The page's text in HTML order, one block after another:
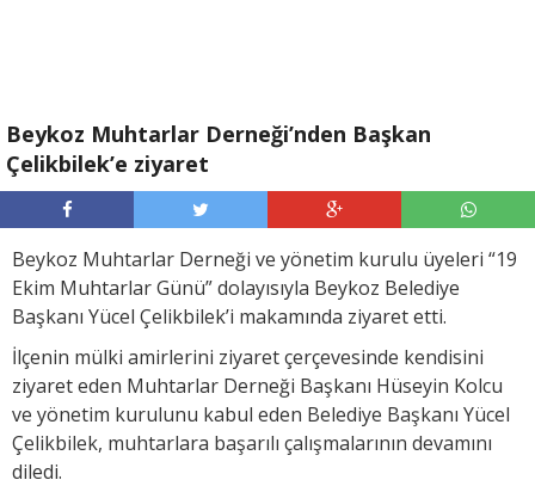
Beykoz Muhtarlar Derneği’nden Başkan
Çelikbilek’e ziyaret
Beykoz Muhtarlar Derneği ve yönetim kurulu üyeleri “19
Ekim Muhtarlar Günü” dolayısıyla Beykoz Belediye
Başkanı Yücel Çelikbilek’i makamında ziyaret etti.
İlçenin mülki amirlerini ziyaret çerçevesinde kendisini
ziyaret eden Muhtarlar Derneği Başkanı Hüseyin Kolcu
ve yönetim kurulunu kabul eden Belediye Başkanı Yücel
Çelikbilek, muhtarlara başarılı çalışmalarının devamını
diledi.